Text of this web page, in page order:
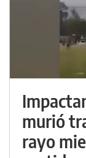
murió
rayo